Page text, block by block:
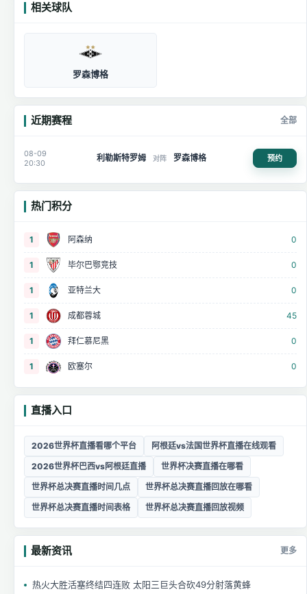
相关球队
罗森博格
近期赛程 全部
08-09
20:30
利勒斯特罗姆 对阵 罗森博格 预约
热门积分
1 阿森纳 0
1 毕尔巴鄂竞技 0
1 亚特兰大 0
1 成都蓉城 45
1 拜仁慕尼黑 0
1 欧塞尔 0
直播入口
2026世界杯直播看哪个平台
阿根廷vs法国世界杯直播在线观看
2026世界杯巴西vs阿根廷直播
世界杯决赛直播在哪看
世界杯总决赛直播时间几点
世界杯总决赛直播回放在哪看
世界杯总决赛直播时间表格
世界杯总决赛直播回放视频
最新资讯 更多
热火大胜活塞终结四连败 太阳三巨头合砍49分射落黄蜂